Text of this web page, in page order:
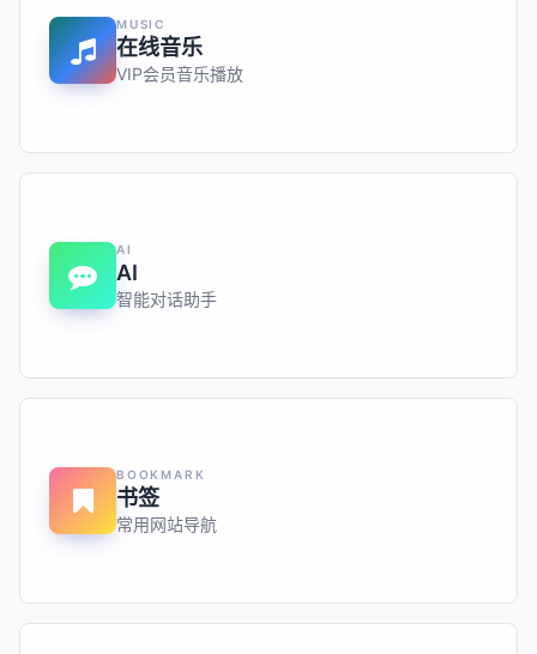
MUSIC
在线音乐
VIP会员音乐播放
AI
AI
智能对话助手
BOOKMARK
书签
常用网站导航